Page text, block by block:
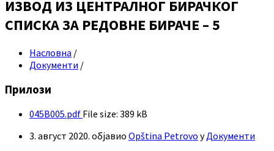
ИЗВОД ИЗ ЦЕНТРАЛНОГ БИРАЧКОГ
СПИСКА ЗА РЕДОВНЕ БИРАЧЕ – 5
Насловна /
Документи /
Прилози
045B005.pdf File size: 389 kB
3. август 2020. објавио Opština Petrovo уДокументи